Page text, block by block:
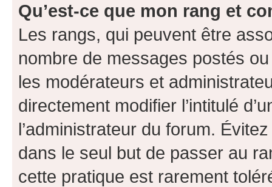
Qu’est-ce que mon rang et
Les rangs, qui peuvent être
nombre de messages postés
les modérateurs et
directement modifier l’intitulé
l’administrateur du forum.
dans le seul but de passer au
cette pratique est rarement